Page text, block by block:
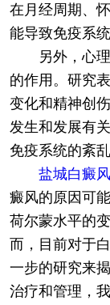
在月经周期、
能导致免疫系
另外，心理
的作用。研究
变化和精神创
发生和发展有
免疫系统的紊
盐城白癜
癜风的原因可
荷尔蒙水平的
而，目前对于
一步的研究来
治疗和管理，